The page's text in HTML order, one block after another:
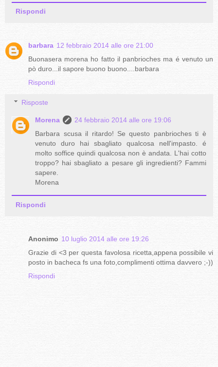
Rispondi
barbara 12 febbraio 2014 alle ore 21:00
Buonasera morena ho fatto il panbrioches ma é venuto un
pò duro...il sapore buono buono....barbara
Rispondi
Risposte
Morena
24 febbraio 2014 alle ore 19:06
Barbara scusa il ritardo! Se questo panbrioches ti è
venuto duro hai sbagliato qualcosa nell'impasto. é
molto soffice quindi qualcosa non è andata. L'hai cotto
troppo? hai sbagliato a pesare gli ingredienti? Fammi
sapere.
Morena
Rispondi
Anonimo 10 luglio 2014 alle ore 19:26
Grazie di <3 per questa favolosa ricetta,appena possibile vi
posto in bacheca fs una foto,complimenti ottima davvero ;-))
Rispondi